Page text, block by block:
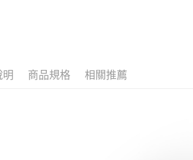
明 商品規格 相關推薦